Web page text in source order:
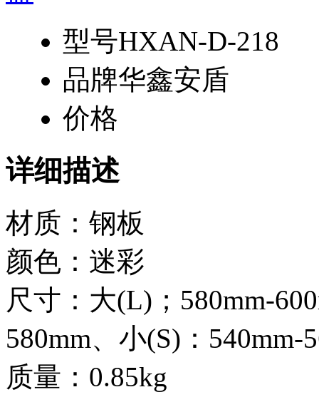
型号HXAN-D-218
品牌华鑫安盾
价格
详细描述
材质：钢板
颜色：迷彩
尺寸：大(L)；580mm-
580mm、小(S)：540mm-
质量：0.85kg